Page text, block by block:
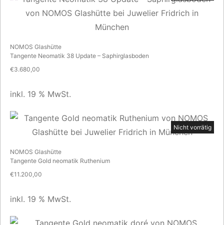
NOMOS Glashütte
Tangente Neomatik 38 Update – Saphirglasboden
€3.680,00
inkl. 19 % MwSt.
Nicht vorrätig
NOMOS Glashütte
Tangente Gold neomatik Ruthenium
€11.200,00
inkl. 19 % MwSt.